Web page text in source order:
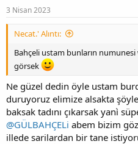
3 Nisan 2023
Necat.' Alıntı:
Bahçeli ustam bunların
görsek
Ne güzel dedin öyle ustam
duruyoruz elimize alsakta
baksak tadını çıkarsak yanì
@GÜLBAHÇELi abem bizim
illede sarilardan bir tane